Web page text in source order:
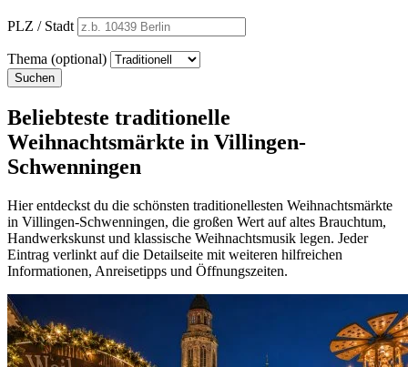
PLZ / Stadt
Thema (optional)
Suchen
Beliebteste traditionelle
Weihnachtsmärkte in Villingen-
Schwenningen
Hier entdeckst du die schönsten traditionellesten Weihnachtsmärkte
in Villingen-Schwenningen, die großen Wert auf altes Brauchtum,
Handwerkskunst und klassische Weihnachtsmusik legen. Jeder
Eintrag verlinkt auf die Detailseite mit weiteren hilfreichen
Informationen, Anreisetipps und Öffnungszeiten.